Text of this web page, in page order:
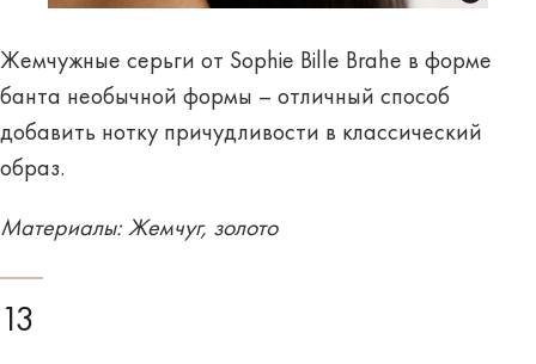
Жемчужные серьги от Sophie Bille Brahe в форме
банта необычной формы – отличный способ
добавить нотку причудливости в классический
образ.
Материалы: Жемчуг, золото
13